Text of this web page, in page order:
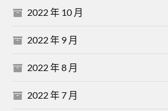
2022 年 10 月
2022 年 9 月
2022 年 8 月
2022 年 7 月